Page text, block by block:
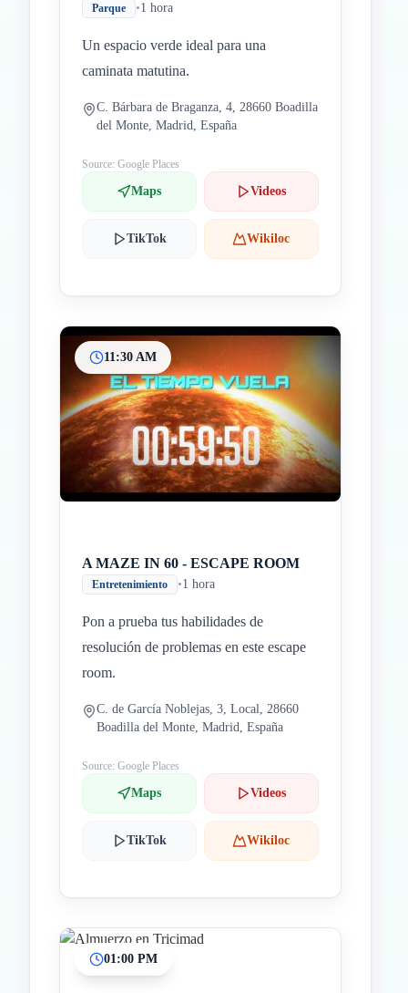
Parque •1 hora
Un espacio verde ideal para una
caminata matutina.
C. Bárbara de Braganza, 4, 28660 Boadilla
del Monte, Madrid, España
Source: Google Places
Maps Videos
TikTok Wikiloc
11:30 AM
A MAZE IN 60 - ESCAPE ROOM
Entretenimiento •1 hora
Pon a prueba tus habilidades de
resolución de problemas en este escape
room.
C. de García Noblejas, 3, Local, 28660
Boadilla del Monte, Madrid, España
Source: Google Places
Maps Videos
TikTok Wikiloc
01:00 PM